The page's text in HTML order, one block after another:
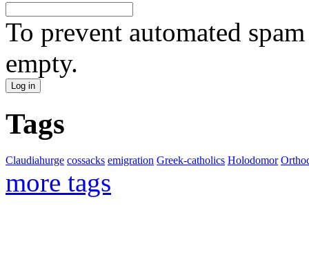
To prevent automated
empty.
Tags
Claudiahurge cossacks emigration Greek-catholics Holodomor
more tags